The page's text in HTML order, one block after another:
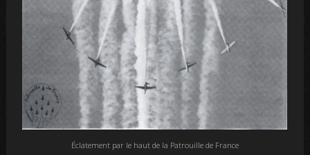
Éclatement par le haut de la Patrouille de France